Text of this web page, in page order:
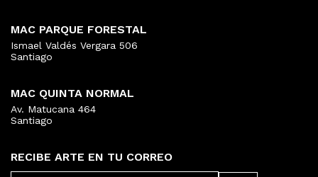
RECIBE ARTE EN TU CORREO
MAC PARQUE FORESTAL
Ismael Valdés Vergara 506
Santiago
MAC QUINTA NORMAL
Av. Matucana 464
Santiago